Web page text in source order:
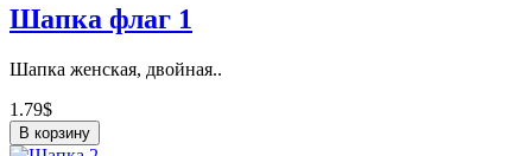
Шапка флаг 1
Шапка женская, двойная..
1.79$
В корзину